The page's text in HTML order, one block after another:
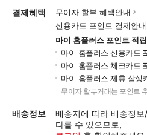
결제혜택
무이자 할부 혜택안내
신용카드 포인트 결제안내
마이 홈플러스 포인트 적
마이 홈플러스 신용카드
마이 홈플러스 체크카드
마이 홈플러스 제휴 삼성
무이자 할부거래는 포인트
배송정보
배송지에 따라 배송정
다를 수 있으므로,